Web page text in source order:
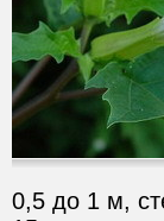
0,5 до 1 м,